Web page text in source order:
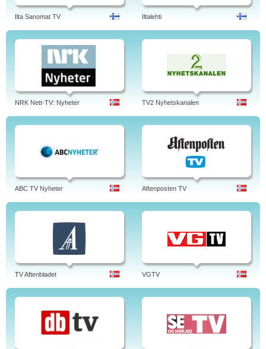
Ilta Sanomat TV Iltalehti
NRK Nett-TV: Nyheter TV2 Nyhetskanalen
ABC TV Nyheter Aftenposten TV
TV Aftenbladet VGTV